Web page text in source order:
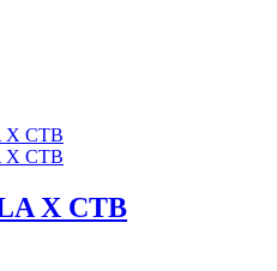
X CTB